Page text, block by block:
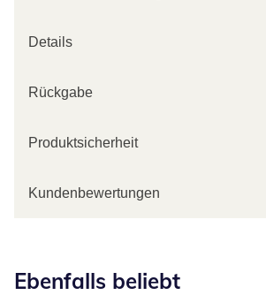
Details
Rückgabe
Produktsicherheit
Kundenbewertungen
Ebenfalls beliebt